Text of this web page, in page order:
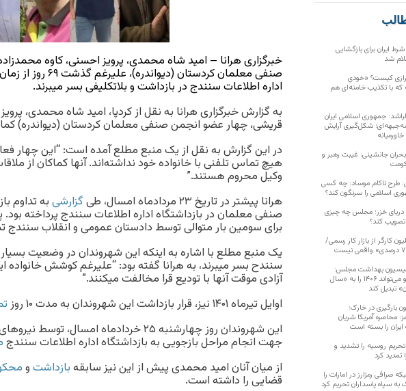
خبرگزاری هرانا – امید شاه محمدی، پرویز احسنی، کاوه
صنفی معلمان
اداره اطلاعات سنندج در بازداشت و بلاتکلیفی بسر میبرند.
به گزارش خبرگزاری هرانا به نقل از کردپا، امید شاه محمدی،
قریشی، چهار عضو انجمن صنفی معلمان کردستان (دیواندره)
در این گزارش به نقل از یک منبع مطلع آمده است: “این چهار
هیچ تماس تلفنی با خانواده خود نداشتەاند. آنها کماکان از
وکیل محروم هستند.”
هرانا پیشتر در تاریخ ۲۳ مردادماه امسال، طی
گزارشیبه تداوم
صنفی معلمان در بازداشتگاه اداره اطلاعات سنندج پرداخته
برای سومین بار متوالی توسط دادستان عمومی و انقلاب سنندج
یک منبع مطلع با اشاره به اینکه این شهروندان در وضعیت بسیار
سنندح بسر میبرند، به هرانا گفته بود: “علیرغم کوشش
آزادی موقت آنها با تودیع قرا مخالفت میکنند.”
اوایل تیرماه ۱۴۰۱ نیز، قرار بازداشت این شهروندان به مدت ۱۰ روز
این شهروندان روز چهارشنبه ۲۵ خردادماه امسال، توسط نیروهای امنیتی در دیواندره
جهت انجام مراحل بازجویی به بازداشتگاه اداره اطلاعات سنندج
از میان آنان امید محمدی پیش از این نیز سابقهبازداشتو
قضایی را داشته است.
عصر ایران: ۶ شرط ایران برای بازگشایی
شد
کیست؟ «خودیِ
با تکذیب خامنه‌ای هم
جمهوری اسلامی ایران
شکل‌گیری آرایش
جانشینی، غیبت رهبر و
طرح ناکام موساد: چه کسی
اسلامی را سرنگون کند؟
خزر؛ مجلس چه چیزی
کند؟
کارگر از بازار کار رسمی/
بهداشت مجلس:
حذف ارز دارو می‌تواند ۱۴۰۶ را به «سال
تبدیل کند
بارگیری در خارک؛
محاصره آمریکا شریان
را بسته است
روسیه را تشدید و
تمدید کرد
صرافی رمزارز در امارات را
به سپاه پاسداران تحریم کرد